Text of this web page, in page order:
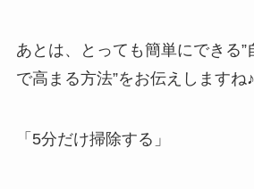
あとは、とっても簡単にできる”
で高まる方法”をお伝えしますね♪
「5分だけ掃除する」